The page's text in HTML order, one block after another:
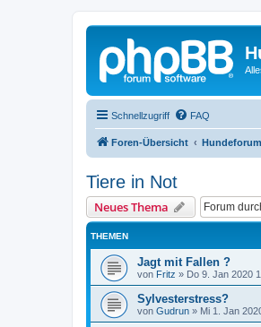
Schnellzugriff FAQ
Foren-Übersicht Hundeforum
Tiere in Not
Neues Thema
THEMEN
Jagt mit Fallen ?
von Fritz » Do 9. Jan 2020
Sylvesterstress?
von Gudrun » Mi 1. Jan